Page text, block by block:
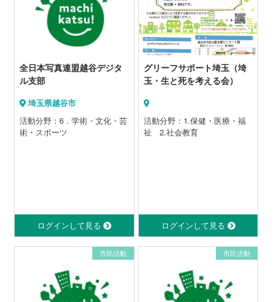
全日本写真連盟越谷デジタ
ル支部
埼玉県越谷市
活動分野：6．学術・文化・芸
術・スポーツ
ログインして見る
グリーフサポート埼玉（埼
玉・生と死を考える会）
活動分野：1.保健・医療・福
祉 2.社会教育
ログインして見る
市民活動 市民活動